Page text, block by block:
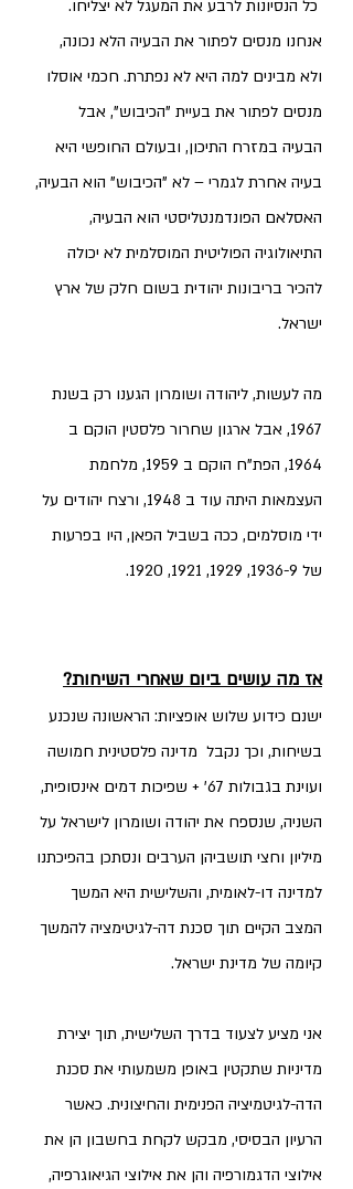
כל הנסיונות לרבע את המעגל לא יצליחו.
אנחנו מנסים לפתור את הבעיה הלא נכונה,
ולא מבינים למה היא לא נפתרת. חכמי אוסלו
מנסים לפתור את בעיית "הכיבוש", אבל
הבעיה במזרח התיכון, ובעולם החופשי היא
בעיה אחרת לגמרי – לא "הכיבוש" הוא הבעיה,
האסלאם הפונדמנטליסטי הוא הבעיה,
התיאולוגיה הפוליטית המוסלמית לא יכולה
להכיר בריבונות יהודית בשום חלק של ארץ
ישראל.
מה לעשות, ליהודה ושומרון הגענו רק בשנת
1967, אבל ארגון שחרור פלסטין הוקם ב
1964, הפת"ח הוקם ב 1959, מלחמת
העצמאות היתה עוד ב 1948, ורצח יהודים על
ידי מוסלמים, ככה בשביל הפאן, היו בפרעות
של 1936-9, 1929, 1921, 1920.
אז מה עושים ביום שאחרי השיחות?
ישנם כידוע שלוש אופציות: הראשונה שנכנע
בשיחות, וכך נקבל  מדינה פלסטינית חמושה
ועוינת בגבולות 67' + שפיכות דמים אינסופית,
השניה, שנספח את יהודה ושומרון לישראל על
מיליון וחצי תושביהן הערבים ונסתכן בהפיכתנו
למדינה דו-לאומית, והשלישית היא המשך
המצב הקיים תוך סכנת דה-לגיטימציה להמשך
קיומה של מדינת ישראל.
אני מציע לצעוד בדרך השלישית, תוך יצירת
מדיניות שתקטין באופן משמעותי את סכנת
הדה-לגיטמיציה הפנימית והחיצונית. כאשר
הרעיון הבסיסי, מבקש לקחת בחשבון הן את
אילוצי הדגמורפיה והן את אילוצי הגיאוגרפיה,